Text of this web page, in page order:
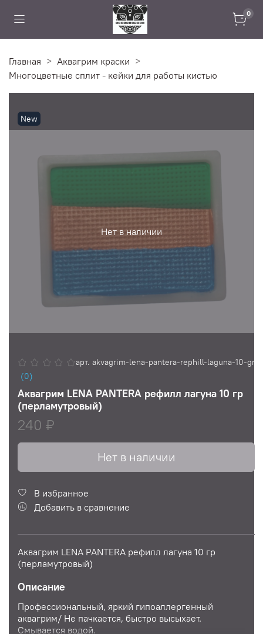
0
Главная
Аквагрим краски
Многоцветные сплит - кейки для работы кистью
Нет в наличии
New
(0)
арт.akvagrim-lena-pantera-rephill-laguna-10-gr
Аквагрим LENA PANTERA рефилл лагуна 10 гр
(перламутровый)
240 ₽
Нет в наличии
В избранное
Добавить в сравнение
Аквагрим LENA PANTERA рефилл лагуна 10 гр
(перламутровый)
Описание
Профессиональный, яркий гипоаллергенный
аквагрим/ Не пачкается, быстро высыхает.
Смывается водой.